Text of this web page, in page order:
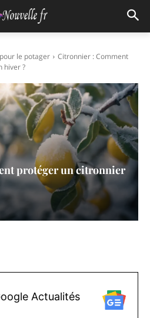
le potager
Citronnier : Comment
hiver ?
protéger un citronnier
Actualités